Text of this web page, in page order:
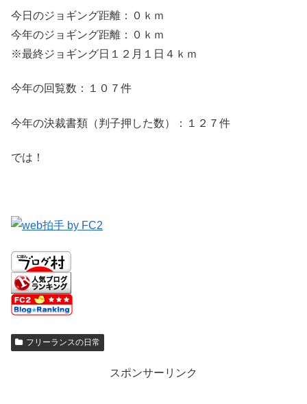
今日のジョギング距離：０ｋｍ
今年のジョギング距離：０ｋｍ
※最終ジョギング日１２月１日４ｋｍ
今年の回覧数：１０７件
今年の決裁書類（判子押した数）：１２７件
では！
フリーランスの日常
スポンサーリンク